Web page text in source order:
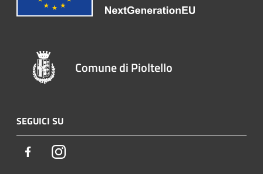
Comune di Pioltello
SEGUICI SU
FacebookInstagram